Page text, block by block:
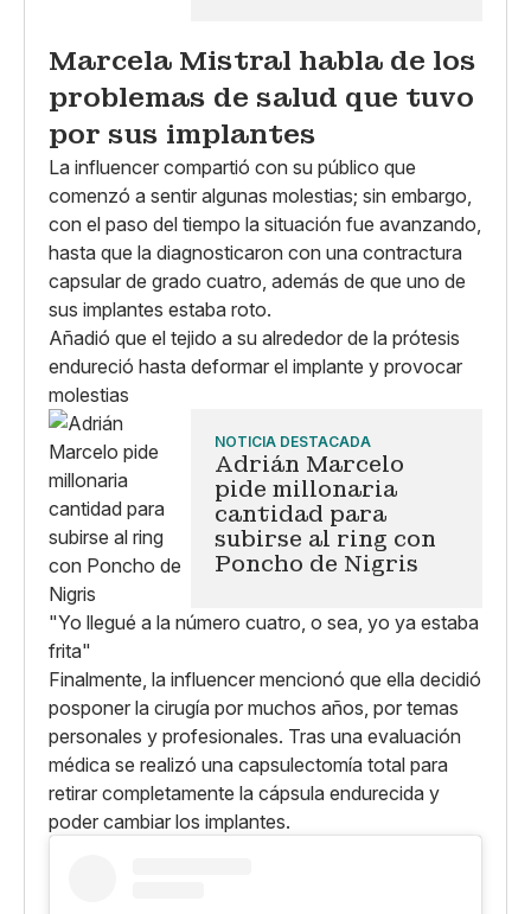
Marcela Mistral habla de los
problemas de salud que tuvo
por sus implantes
La influencer compartió con su público que
comenzó a sentir algunas molestias; sin embargo,
con el paso del tiempo la situación fue avanzando,
hasta que la diagnosticaron con una contractura
capsular de grado cuatro, además de que uno de
sus implantes estaba roto.
Añadió que el tejido a su alrededor de la prótesis
endureció hasta deformar el implante y provocar
molestias
NOTICIA DESTACADA
Adrián Marcelo
pide millonaria
cantidad para
subirse al ring con
Poncho de Nigris
"Yo llegué a la número cuatro, o sea, yo ya estaba
frita"
Finalmente, la influencer mencionó que ella decidió
posponer la cirugía por muchos años, por temas
personales y profesionales. Tras una evaluación
médica se realizó una capsulectomía total para
retirar completamente la cápsula endurecida y
poder cambiar los implantes.